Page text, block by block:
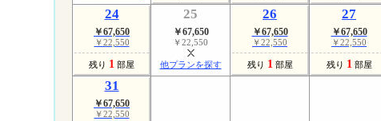
24
￥67,650
￥22,550
残り 1 部屋
25
￥67,650
￥22,550
他プランを探す
26
￥67,650
￥22,550
残り 1 部屋
27
￥67,650
￥22,550
残り 1 部屋
31
￥67,650
￥22,550